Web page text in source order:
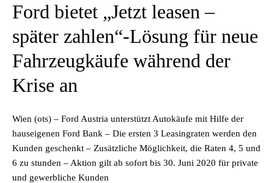
Ford bietet „Jetzt leasen –
später zahlen“-Lösung für neue
Fahrzeugkäufe während der
Krise an
Wien (ots) – Ford Austria unterstützt Autokäufe mit Hilfe der
hauseigenen Ford Bank – Die ersten 3 Leasingraten werden den
Kunden geschenkt – Zusätzliche Möglichkeit, die Raten 4, 5 und
6 zu stunden – Aktion gilt ab sofort bis 30. Juni 2020 für private
und gewerbliche Kunden